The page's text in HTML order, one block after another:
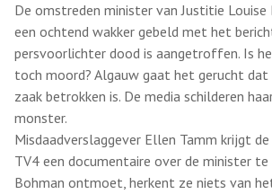
De omstreden minister van Justitie
een ochtend wakker gebeld met het
persvoorlichter dood is aangetroffen. Is
toch moord? Algauw gaat het gerucht
zaak betrokken is. De media schilderen
monster.
Misdaadverslaggever Ellen Tamm krijgt
TV4 een documentaire over de minister te
Bohman ontmoet, herkent ze niets van